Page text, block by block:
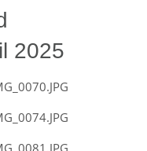
2025